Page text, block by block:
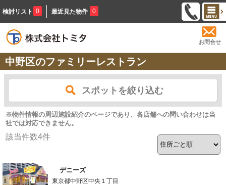
検討リスト 0 最近見た物件 0
お問合せ
中野区のファミリーレストラン
スポットを絞り込む
※物件情報の周辺施設紹介のページであり、各店舗への問い合わせは当
社では対応できません。
該当件数4件
デニーズ
東京都中野区中央１丁目